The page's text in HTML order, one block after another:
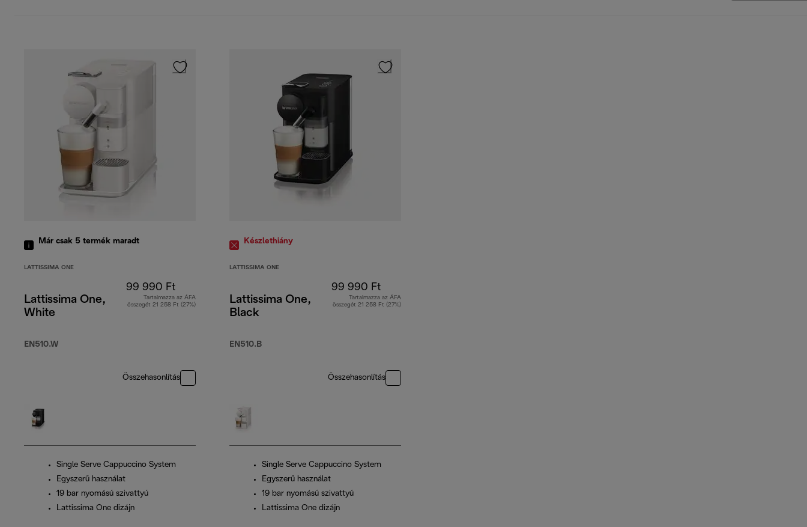
Már csak 5 termék maradt
LATTISSIMA ONE
Lattissima One,
White
EN510.W
99 990 Ft
Tartalmazza az ÁFA
összegét 21 258 Ft (27%)
Összehasonlítás
Single Serve Cappuccino System
Egyszerű használat
19 bar nyomású szivattyú
Lattissima One dizájn
Készlethiány
LATTISSIMA ONE
Lattissima One,
Black
EN510.B
99 990 Ft
Tartalmazza az ÁFA
összegét 21 258 Ft (27%)
Összehasonlítás
Single Serve Cappuccino System
Egyszerű használat
19 bar nyomású szivattyú
Lattissima One dizájn